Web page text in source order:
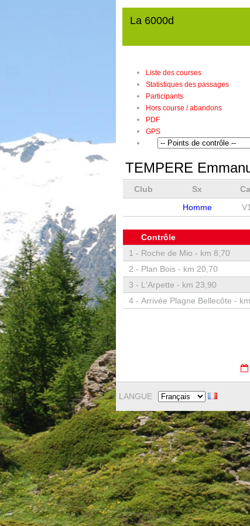
La 6000d
Liste des courses
Statistiques des passages
Participants
Hors course / abandons
PDF
GPS
TEMPERE
Club Sx
Homme
V1
Contrôle
1 - Roche de Mio - km 8,70
2 - Plan Bois - km 20,70
3 - L'Arpette - km 23,90
4 - Arrivée Plagne Bellecôte -
LANGUE